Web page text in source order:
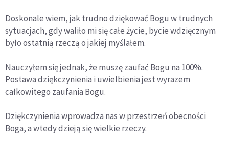
Doskonale wiem, jak trudno dziękować Bogu w trudnych
sytuacjach, gdy waliło mi się całe życie, bycie wdzięcznym
było ostatnią rzeczą o jakiej myślałem.
Nauczyłem się jednak, że muszę zaufać Bogu na 100%.
Postawa dziękczynienia i uwielbienia jest wyrazem
całkowitego zaufania Bogu.
Dziękczynienia wprowadza nas w przestrzeń obecności
Boga, a wtedy dzieją się wielkie rzeczy.